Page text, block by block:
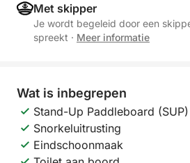
Met skipper
Je wordt begeleid door een
spreekt · Meer informatie
Wat is inbegrepen
Stand-Up Paddleboard (SUP)
Snorkeluitrusting
Eindschoonmaak